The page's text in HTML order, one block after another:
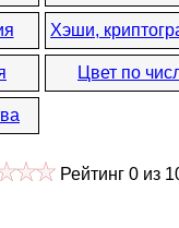
Хэши,
Цвет по
Рейтинг 0 из